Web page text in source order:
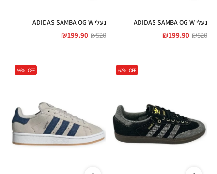
נעלי ADIDAS SAMBA OG W
₪520
₪199.90
נעלי ADIDAS SAMBA OG W
₪520
₪199.90
62% OFF
59% OFF